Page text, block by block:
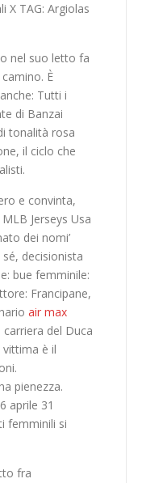
TAG: Argiolas
nel suo letto fa
È
Tutti i
di Banzai
tonalità rosa
il ciclo che
e convinta,
Jerseys Usa
dei nomi’
sé, decisionista
bue femminile:
Francipane,
air max
del Duca
vittima è il
pienezza.
aprile 31
femminili si
fra